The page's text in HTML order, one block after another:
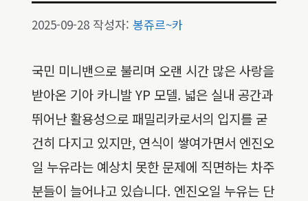
2025-09-28 작성자: 봉쥬르~카
국민 미니밴으로 불리며 오랜 시간 많은 사랑을
받아온 기아 카니발 YP 모델. 넓은 실내 공간과
뛰어난 활용성으로 패밀리카로서의 입지를 굳
건히 다지고 있지만, 연식이 쌓여가면서 엔진오
일 누유라는 예상치 못한 문제에 직면하는 차주
분들이 늘어나고 있습니다. 엔진오일 누유는 단